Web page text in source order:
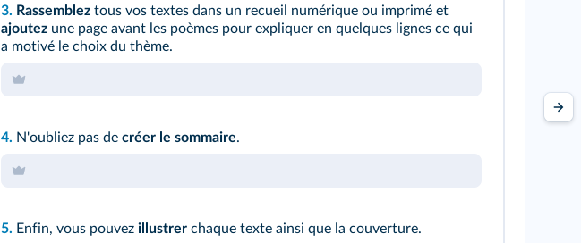
3. Rassemblez tous vos textes dans un recueil numérique ou imprimé et
ajoutez une page avant les poèmes pour expliquer en quelques lignes ce qui
a motivé le choix du thème.
4. N'oubliez pas de créer le sommaire.
5. Enfin, vous pouvez illustrer chaque texte ainsi que la couverture.